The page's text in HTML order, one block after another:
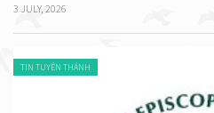
3 JULY, 2026
TIN TUYÊN THÁNH